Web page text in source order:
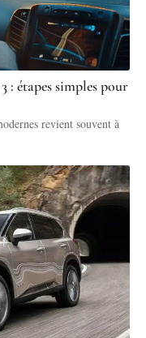
étapes simples pour
revient souvent à